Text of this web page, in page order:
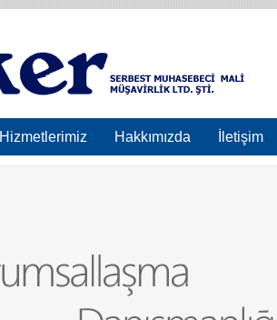
Hizmetlerimiz Hakkımızda İletişim